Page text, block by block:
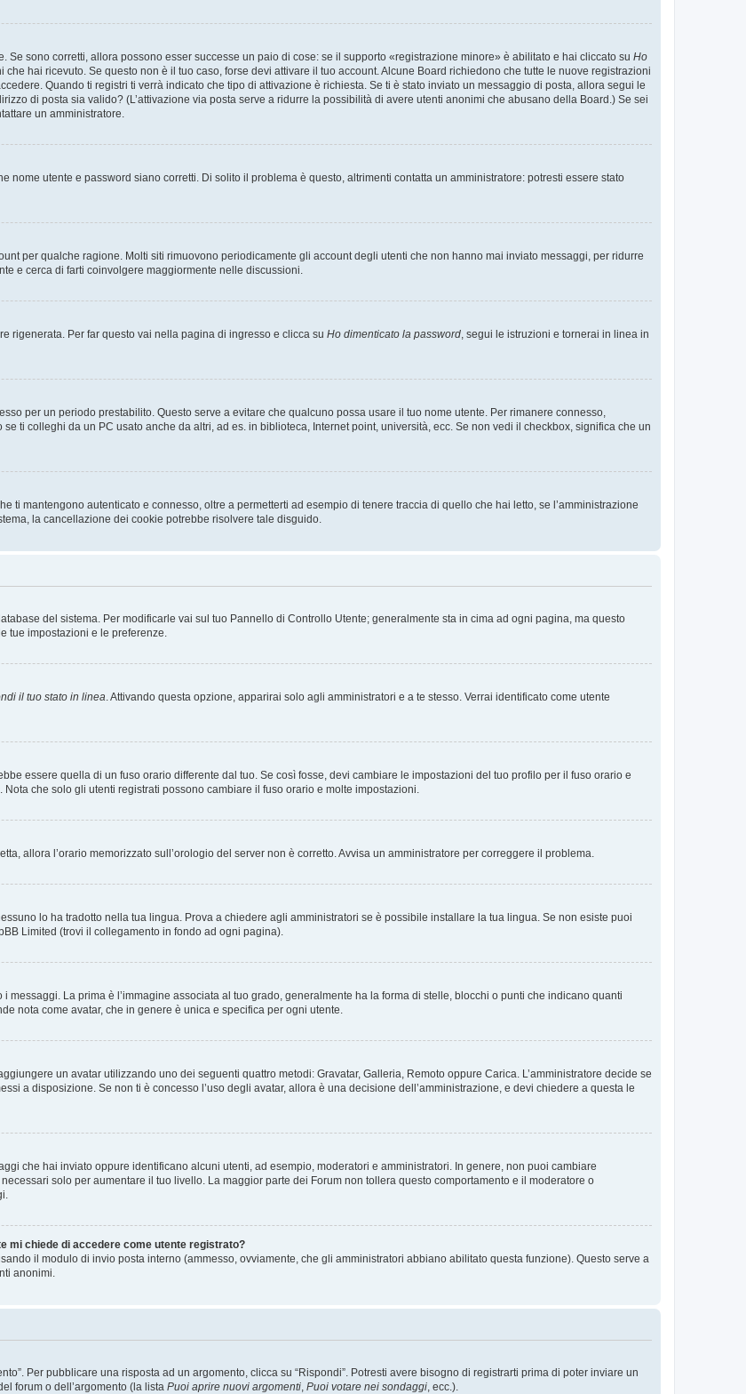
Se sono corretti, allora possono esser successe un paio di cose: se il supporto «registrazione minore» è abilitato e hai cliccato su Ho
hai ricevuto. Se questo non è il tuo caso, forse devi attivare il tuo account. Alcune Board richiedono che tutte le nuove registrazioni
Quando ti registri ti verrà indicato che tipo di attivazione è richiesta. Se ti è stato inviato un messaggio di posta, allora segui le
di posta sia valido? (L’attivazione via posta serve a ridurre la possibilità di avere utenti anonimi che abusano della Board.) Se sei
un amministratore.
nome utente e password siano corretti. Di solito il problema è questo, altrimenti contatta un amministratore: potresti essere stato
per qualche ragione. Molti siti rimuovono periodicamente gli account degli utenti che non hanno mai inviato messaggi, per ridurre
e cerca di farti coinvolgere maggiormente nelle discussioni.
rigenerata. Per far questo vai nella pagina di ingresso e clicca su Ho dimenticato la password, segui le istruzioni e tornerai in linea in
per un periodo prestabilito. Questo serve a evitare che qualcuno possa usare il tuo nome utente. Per rimanere connesso,
ti colleghi da un PC usato anche da altri, ad es. in biblioteca, Internet point, università, ecc. Se non vedi il checkbox, significa che un
ti mantengono autenticato e connesso, oltre a permetterti ad esempio di tenere traccia di quello che hai letto, se l’amministrazione
la cancellazione dei cookie potrebbe risolvere tale disguido.
del sistema. Per modificarle vai sul tuo Pannello di Controllo Utente; generalmente sta in cima ad ogni pagina, ma questo
tue impostazioni e le preferenze.
il tuo stato in linea. Attivando questa opzione, apparirai solo agli amministratori e a te stesso. Verrai identificato come utente
essere quella di un fuso orario differente dal tuo. Se così fosse, devi cambiare le impostazioni del tuo profilo per il fuso orario e
che solo gli utenti registrati possono cambiare il fuso orario e molte impostazioni.
allora l’orario memorizzato sull’orologio del server non è corretto. Avvisa un amministratore per correggere il problema.
lo ha tradotto nella tua lingua. Prova a chiedere agli amministratori se è possibile installare la tua lingua. Se non esiste puoi
Limited (trovi il collegamento in fondo ad ogni pagina).
La prima è l’immagine associata al tuo grado, generalmente ha la forma di stelle, blocchi o punti che indicano quanti
nota come avatar, che in genere è unica e specifica per ogni utente.
un avatar utilizzando uno dei seguenti quattro metodi: Gravatar, Galleria, Remoto oppure Carica. L’amministratore decide se
a disposizione. Se non ti è concesso l’uso degli avatar, allora è una decisione dell’amministrazione, e devi chiedere a questa le
che hai inviato oppure identificano alcuni utenti, ad esempio, moderatori e amministratori. In genere, non puoi cambiare
solo per aumentare il tuo livello. La maggior parte dei Forum non tollera questo comportamento e il moderatore o
mi chiede di accedere come utente registrato?
il modulo di invio posta interno (ammesso, ovviamente, che gli amministratori abbiano abilitato questa funzione). Questo serve a
anonimi.
Per pubblicare una risposta ad un argomento, clicca su “Rispondi”. Potresti avere bisogno di registrarti prima di poter inviare un
forum o dell’argomento (la lista Puoi aprire nuovi argomenti, Puoi votare nei sondaggi, ecc.).